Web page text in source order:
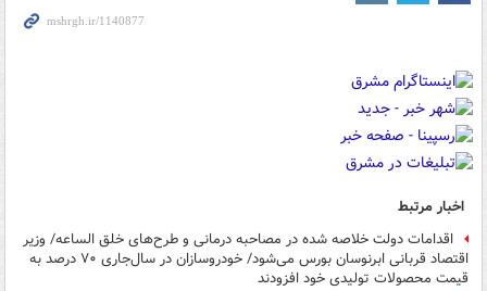
اخبار مرتبط
اقدامات دولت خلاصه شده در مصاحبه درمانی و طرح‌های خلق الساعه/ وزیر
اقتصاد قربانی ابرنوسان بورس می‌شود/ خودروسازان در سال‌جاری ۷۰ درصد به
قیمت محصولات تولیدی خود افزودند